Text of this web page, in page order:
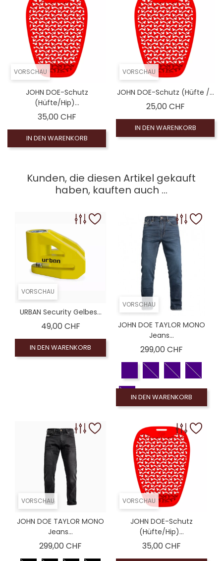
VORSCHAU
JOHN DOE-Schutz
(Hüfte/Hip)...
35,00 CHFPreis
IN DEN WARENKORB
VORSCHAU
JOHN DOE-Schutz (Hüfte /...
25,00 CHFPreis
IN DEN WARENKORB
Kunden, die diesen Artikel gekauft
haben, kauften auch ...
VORSCHAU
URBAN Security Gelbes...
49,00 CHFPreis
IN DEN WARENKORB
VORSCHAU
JOHN DOE TAYLOR MONO
Jeans...
299,00 CHF
IN DEN WARENKORB
VORSCHAU
JOHN DOE TAYLOR MONO
Jeans...
299,00 CHF
VORSCHAU
JOHN DOE-Schutz
(Hüfte/Hip)...
35,00 CHF